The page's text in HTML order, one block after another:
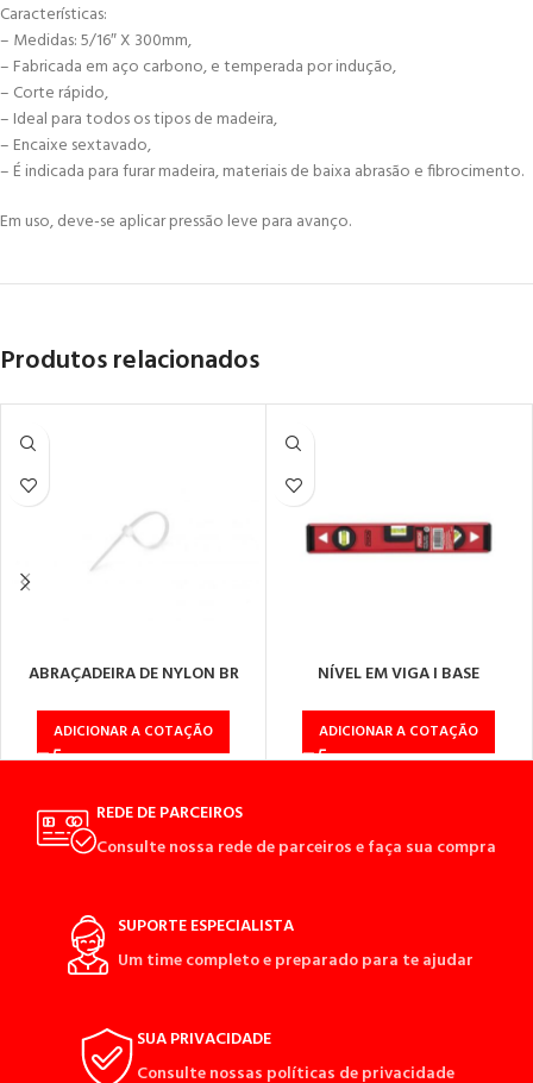
Características:
– Medidas: 5/16″ X 300mm,
– Fabricada em aço carbono, e temperada por indução,
– Corte rápido,
– Ideal para todos os tipos de madeira,
– Encaixe sextavado,
– É indicada para furar madeira, materiais de baixa abrasão e fibrocimento.
Em uso, deve-se aplicar pressão leve para avanço.
Produtos relacionados
ABRAÇADEIRA DE NYLON BR
ADICIONAR A COTAÇÃO
NÍVEL EM VIGA I BASE
ADICIONAR A COTAÇÃO
REDE DE PARCEIROS
Consulte nossa rede de parceiros e faça sua compra
SUPORTE ESPECIALISTA
Um time completo e preparado para te ajudar
SUA PRIVACIDADE
Consulte nossas políticas de privacidade